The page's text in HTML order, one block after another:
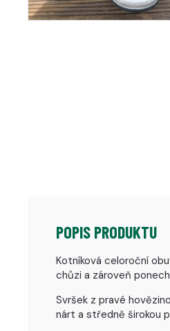
POPIS PRODUKTU
Kotníková celoroční
chůzi a zároveň
Svršek z pravé
nárt a středně širokou